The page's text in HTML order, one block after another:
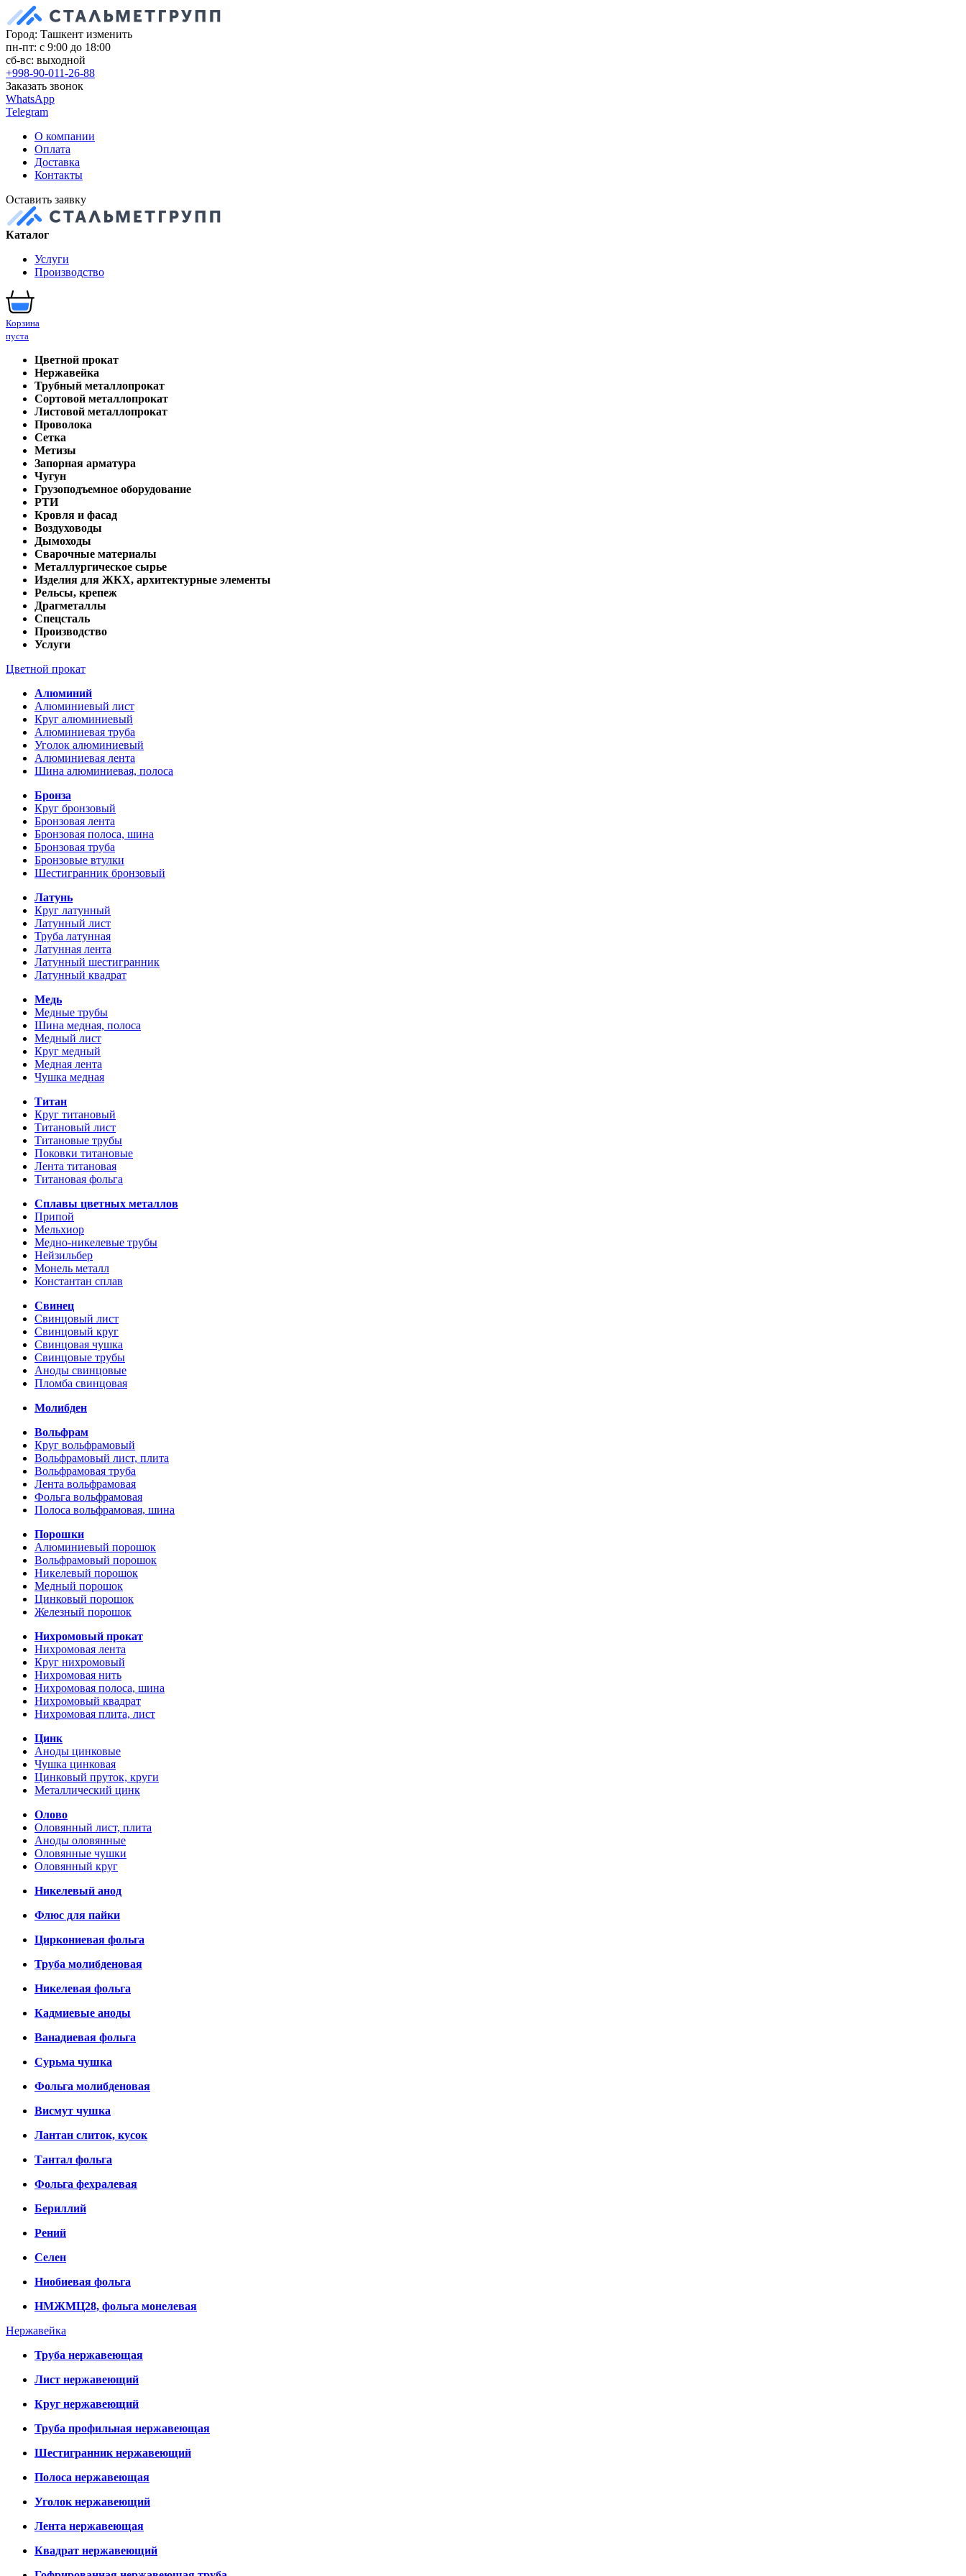
Город: Ташкент изменить
пн-пт: с 9:00 до 18:00
сб-вс: выходной
+998-90-011-26-88
Заказать звонок
WhatsApp
Telegram
О компании
Оплата
Доставка
Контакты
Оставить заявку
Каталог
Услуги
Производство
Корзина
пуста
Цветной прокат
Нержавейка
Трубный металлопрокат
Сортовой металлопрокат
Листовой металлопрокат
Проволока
Сетка
Метизы
Запорная арматура
Чугун
Грузоподъемное оборудование
РТИ
Кровля и фасад
Воздуховоды
Дымоходы
Сварочные материалы
Металлургическое сырье
Изделия для ЖКХ, архитектурные элементы
Рельсы, крепеж
Драгметаллы
Спецсталь
Производство
Услуги
Цветной прокат
Алюминий
Алюминиевый лист
Круг алюминиевый
Алюминиевая труба
Уголок алюминиевый
Алюминиевая лента
Шина алюминиевая, полоса
Бронза
Круг бронзовый
Бронзовая лента
Бронзовая полоса, шина
Бронзовая труба
Бронзовые втулки
Шестигранник бронзовый
Латунь
Круг латунный
Латунный лист
Труба латунная
Латунная лента
Латунный шестигранник
Латунный квадрат
Медь
Медные трубы
Шина медная, полоса
Медный лист
Круг медный
Медная лента
Чушка медная
Титан
Круг титановый
Титановый лист
Титановые трубы
Поковки титановые
Лента титановая
Титановая фольга
Сплавы цветных металлов
Припой
Мельхиор
Медно-никелевые трубы
Нейзильбер
Монель металл
Константан сплав
Свинец
Свинцовый лист
Свинцовый круг
Свинцовая чушка
Свинцовые трубы
Аноды свинцовые
Пломба свинцовая
Молибден
Вольфрам
Круг вольфрамовый
Вольфрамовый лист, плита
Вольфрамовая труба
Лента вольфрамовая
Фольга вольфрамовая
Полоса вольфрамовая, шина
Порошки
Алюминиевый порошок
Вольфрамовый порошок
Никелевый порошок
Медный порошок
Цинковый порошок
Железный порошок
Нихромовый прокат
Нихромовая лента
Круг нихромовый
Нихромовая нить
Нихромовая полоса, шина
Нихромовый квадрат
Нихромовая плита, лист
Цинк
Аноды цинковые
Чушка цинковая
Цинковый пруток, круги
Металлический цинк
Олово
Оловянный лист, плита
Аноды оловянные
Оловянные чушки
Оловянный круг
Никелевый анод
Флюс для пайки
Циркониевая фольга
Труба молибденовая
Никелевая фольга
Кадмиевые аноды
Ванадиевая фольга
Сурьма чушка
Фольга молибденовая
Висмут чушка
Лантан слиток, кусок
Тантал фольга
Фольга фехралевая
Бериллий
Рений
Селен
Ниобиевая фольга
НМЖМЦ28, фольга монелевая
Нержавейка
Труба нержавеющая
Лист нержавеющий
Круг нержавеющий
Труба профильная нержавеющая
Шестигранник нержавеющий
Полоса нержавеющая
Уголок нержавеющий
Лента нержавеющая
Квадрат нержавеющий